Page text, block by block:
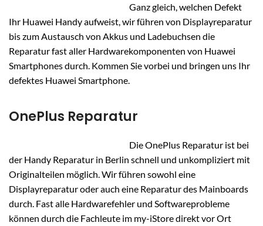
Ganz gleich, welchen Defekt
Ihr Huawei Handy aufweist, wir führen von Displayreparatur
bis zum Austausch von Akkus und Ladebuchsen die
Reparatur fast aller Hardwarekomponenten von Huawei
Smartphones durch. Kommen Sie vorbei und bringen uns Ihr
defektes Huawei Smartphone.
OnePlus Reparatur
Die OnePlus Reparatur ist bei
der Handy Reparatur in Berlin schnell und unkompliziert mit
Originalteilen möglich. Wir führen sowohl eine
Displayreparatur oder auch eine Reparatur des Mainboards
durch. Fast alle Hardwarefehler und Softwareprobleme
können durch die Fachleute im my-iStore direkt vor Ort